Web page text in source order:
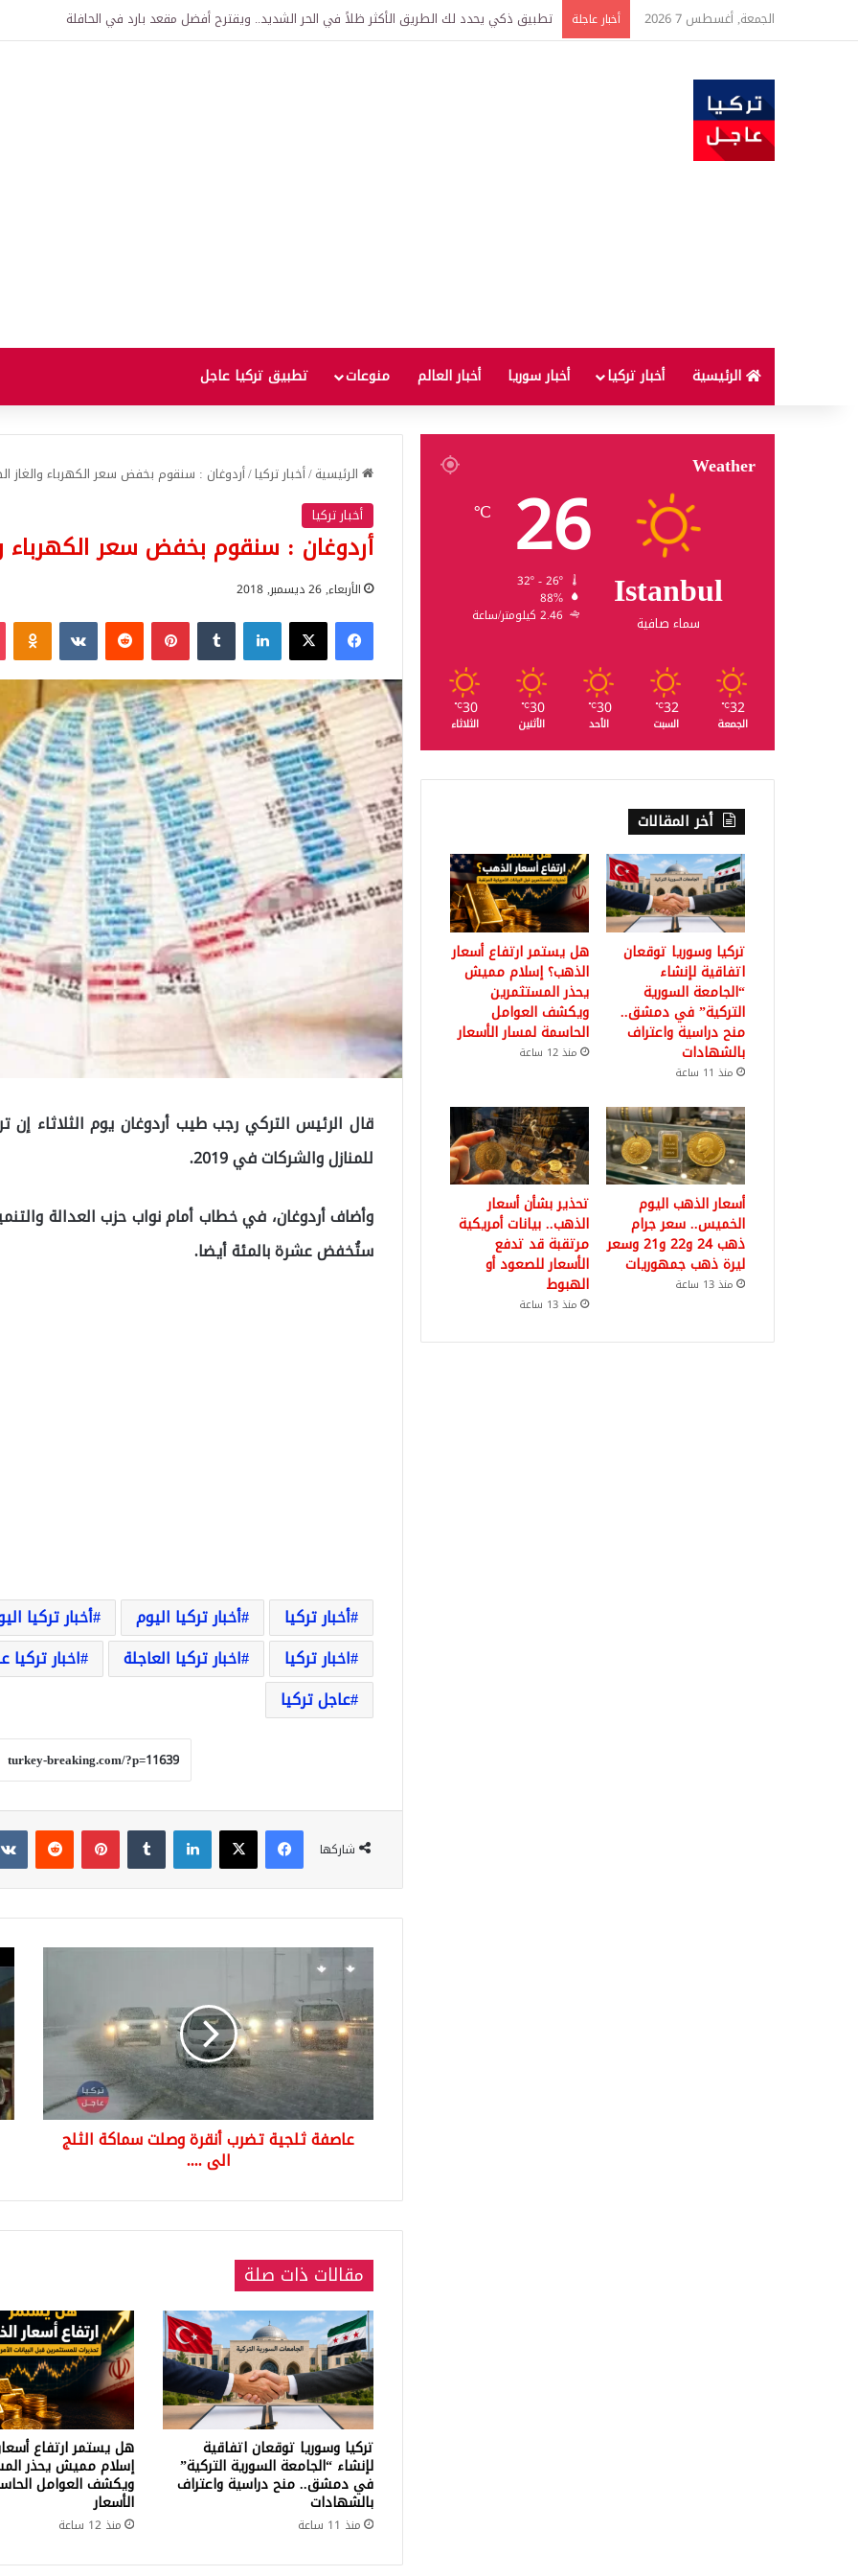
الجمعة, أغسطس 7 2026 أخبار عاجلة تركيا وسوريا توقعان اتفاقية لإنشاء “الجامعة السورية التركية” في دمشق.. منح دراسية واعتراف بالشهادات
الرئيسية أخبار تركيا أخبار سوريا أخبار العالم منوعات تطبيق تركيا عاجل
الرئيسية/أخبار تركيا/أردوغان : سنقوم بخفض سعر الكهرباء والغاز
أخبار تركيا
أردوغان : سنقوم بخفض سعر الكهرباء
الأربعاء, 26 ديسمبر, 2018
فيسبوك‫X لينكدإن بينتيريست
قال الرئيس التركي رجب طيب أردوغان يوم الثلاثاء
للمنازل والشركات في 2019.
وأضاف أردوغان، في خطاب أمام نواب حزب العدالة
ستُخفض عشرة بالمئة أيضا.
أخبار تركيا أخبار تركيا اليوم أخبار تركيا
اخبار تركيا
اخبار تركيا العاجلة اخبار تركيا
عاجل تركيا
شاركها
فيسبوك‫X لينكدإن بينتيريست
عاصفة
ثلجية
تضرب
أنقرة
وصلت
سماكة
الثلج
الى
....
عاصفة ثلجية تضرب أنقرة وصلت سماكة الثلج
الى ....
كبير
من
مقالات ذات صلة
تركيا وسوريا توقعان اتفاقية
لإنشاء “الجامعة السورية التركية”
في دمشق.. منح دراسية واعتراف
بالشهادات
منذ 11 ساعة
هل يستمر ارتفاع
إسلام مميش يحذر
ويكشف العوامل
الأسعار
منذ 12 ساعة
Weather
Istanbul
سماء صافية
26
℃
88%
2.46 كيلومتر/ساعة
32
℃
الجمعة
32
℃
السبت
30
℃
الأحد
30
℃
الأثنين
30
℃
الثلاثاء
أخر المقالات
تركيا وسوريا توقعان
اتفاقية لإنشاء
“الجامعة السورية
التركية” في دمشق..
منح دراسية واعتراف
بالشهادات
منذ 11 ساعة
هل يستمر ارتفاع أسعار
الذهب؟ إسلام مميش
يحذر المستثمرين
ويكشف العوامل
الحاسمة لمسار الأسعار
منذ 12 ساعة
أسعار الذهب اليوم
الخميس.. سعر جرام
ذهب 24 و22 و21 وسعر
ليرة ذهب جمهوريات
منذ 13 ساعة
تحذير بشأن أسعار
الذهب.. بيانات أمريكية
مرتقبة قد تدفع
الأسعار للصعود أو
الهبوط
منذ 13 ساعة